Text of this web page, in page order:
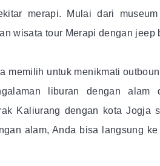
merapi. Mulai dari
wisata tour Merapi dengan jeep
memilih untuk menikmati
liburan dengan
Kaliurang dengan kota Jogja
alam, Anda bisa langsung